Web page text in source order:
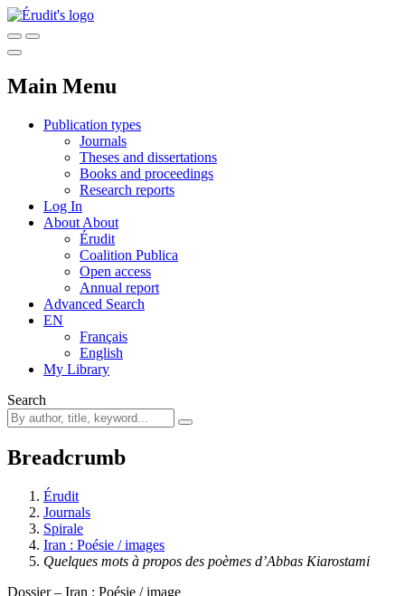
Main Menu
Publication types
Journals
Theses and dissertations
Books and proceedings
Research reports
Log In
About About
Érudit
Coalition Publica
Open access
Annual report
Advanced Search
EN
Français
English
My Library
Search
Breadcrumb
Érudit
Journals
Spirale
Iran : Poésie / images
Quelques mots à propos des poèmes d’Abbas Kiarostami
Dossier – Iran : Poésie / image